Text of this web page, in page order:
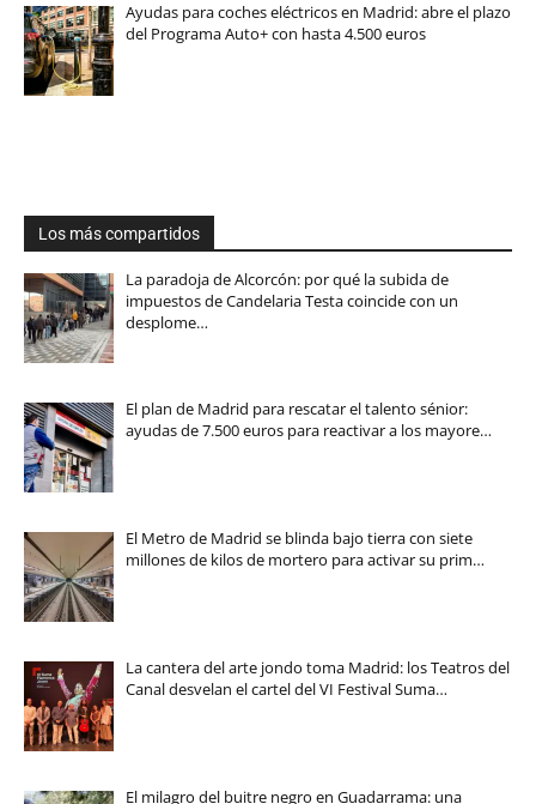
Ayudas para coches eléctricos en Madrid: abre el plazo
del Programa Auto+ con hasta 4.500 euros
Los más compartidos
La paradoja de Alcorcón: por qué la subida de
impuestos de Candelaria Testa coincide con un
desplome…
El plan de Madrid para rescatar el talento sénior:
ayudas de 7.500 euros para reactivar a los mayore…
El Metro de Madrid se blinda bajo tierra con siete
millones de kilos de mortero para activar su prim…
La cantera del arte jondo toma Madrid: los Teatros del
Canal desvelan el cartel del VI Festival Suma…
El milagro del buitre negro en Guadarrama: una